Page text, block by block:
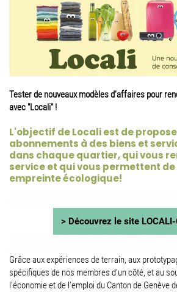
Tester de nouveaux modèles d’affaires pour
avec "Locali" !
L'objectif de Locali est de
abonnements à des biens et
dans chaque quartier, qui vous
service et qui vous permettent
empreinte écologique!
> Découvrez le site LOCALI-
Grâce aux expériences de terrain, aux
spécifiques de nos membres d’un côté, et au
l’économie et de l’emploi du Canton de Genève